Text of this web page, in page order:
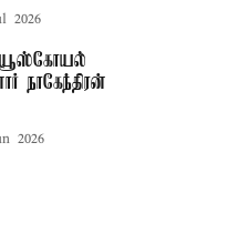
2026
நாகேந்திரன்
2026